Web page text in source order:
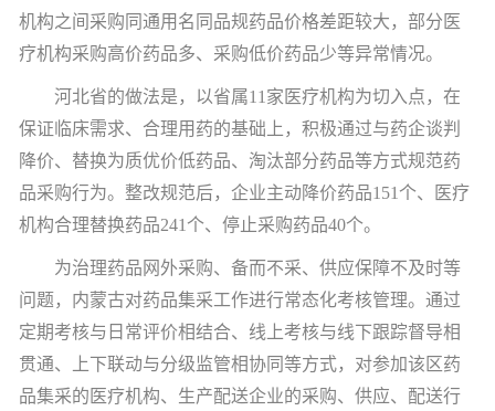
机构之间采购同通用名同品规药品价格差距较大，部分医
疗机构采购高价药品多、采购低价药品少等异常情况。
河北省的做法是，以省属11 家医疗机构为切入点，在
保证临床需求、合理用药的基础上，积极通过与药企谈判
降价、替换为质优价低药品、淘汰部分药品等方式规范药
品采购行为。整改规范后，企业主动降价药品151 个、医疗
机构合理替换药品241 个、停止采购药品40个。
为治理药品网外采购、备而不采、供应保障不及时等
问题，内蒙古对药品集采工作进行常态化考核管理。通过
定期考核与日常评价相结合、线上考核与线下跟踪督导相
贯通、上下联动与分级监管相协同等方式，对参加该区药
品集采的医疗机构、生产配送企业的采购、供应、配送行